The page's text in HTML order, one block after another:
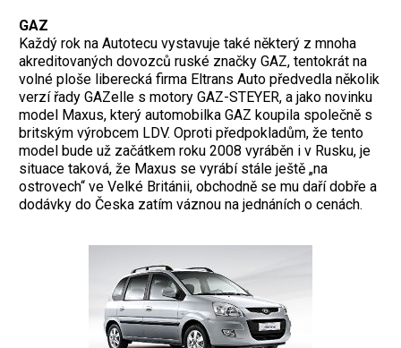
GAZ
Každý rok na Autotecu vystavuje také některý z mnoha
akreditovaných dovozců ruské značky GAZ, tentokrát na
volné ploše liberecká firma Eltrans Auto předvedla několik
verzí řady GAZelle s motory GAZ-STEYER, a jako novinku
model Maxus, který automobilka GAZ koupila společně s
britským výrobcem LDV. Oproti předpokladům, že tento
model bude už začátkem roku 2008 vyráběn i v Rusku, je
situace taková, že Maxus se vyrábí stále ještě „na
ostrovech“ ve Velké Británii, obchodně se mu daří dobře a
dodávky do Česka zatím váznou na jednáních o cenách.